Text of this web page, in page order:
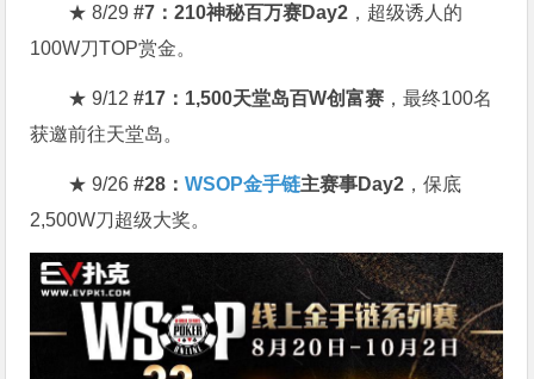
★ 8/29#7：210神秘百万赛Day2 ，超级诱人的
100W刀TOP赏金。
★ 9/12#17：1,500天堂岛百W创富赛 ，最终100名
获邀前往天堂岛。
★ 9/26#28：WSOP金手链主赛事Day2 ，保底
2,500W刀超级大奖。